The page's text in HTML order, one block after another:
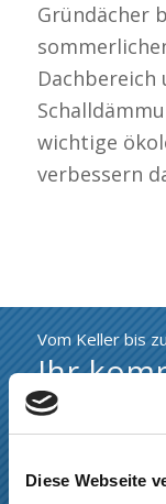
Diese Webseite
Gründächer
Dachbereich
wichtige
verbessern
Vom Keller bis
Ihr
für …